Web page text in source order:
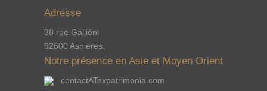
Adresse
38 rue Galliéni
92600 Asnières.
Notre présence en Asie et Moyen Orient
contactATexpatrimonia.com